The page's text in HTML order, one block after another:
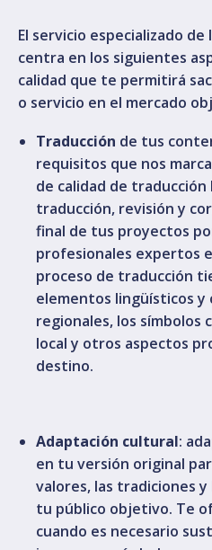
El servicio especializado
centra en los siguientes
calidad que te permitirá
o servicio en el mercado
Traducción de tus
requisitos que nos
de calidad de traducción
traducción, revisión y
final de tus proyectos
profesionales expertos
proceso de traducción
elementos lingüísticos y
regionales, los símbolos
local y otros aspectos
destino.
Adaptación cultural:
en tu versión original
valores, las tradiciones
tu público objetivo. Te
cuando es necesario